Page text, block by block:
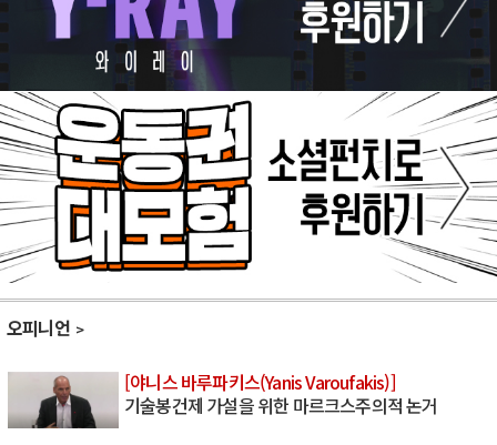
오피니언
[야니스 바루파키스(Yanis Varoufakis)]
기술봉건제 가설을 위한 마르크스주의적 논거